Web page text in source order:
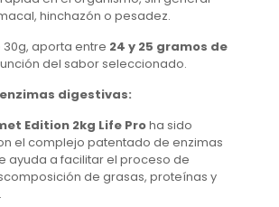
hinchazón o pesadez.
aporta entre 24 y 25 gramos de
del sabor seleccionado.
digestivas:
Edition 2kg Life Proha sido
el complejo patentado de enzimas
ayuda a facilitar el proceso de
de grasas, proteínas y